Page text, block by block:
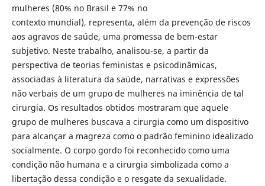
mulheres (80% no Brasil e 77% no
contexto mundial), representa, além da prevenção de riscos
aos agravos de saúde, uma promessa de bem-estar
subjetivo. Neste trabalho, analisou-se, a partir da
perspectiva de teorias feministas e psicodinâmicas,
associadas à literatura da saúde, narrativas e expressões
não verbais de um grupo de mulheres na iminência de tal
cirurgia. Os resultados obtidos mostraram que aquele
grupo de mulheres buscava a cirurgia como um dispositivo
para alcançar a magreza como o padrão feminino idealizado
socialmente. O corpo gordo foi reconhecido como uma
condição não humana e a cirurgia simbolizada como a
libertação dessa condição e o resgate da sexualidade.